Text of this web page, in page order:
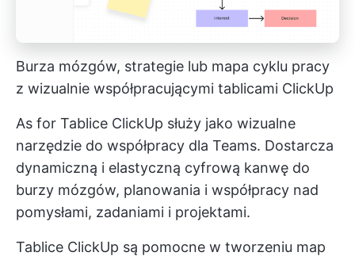
Burza mózgów, strategie lub mapa cyklu pracy
z wizualnie współpracującymi tablicami ClickUp
As for Tablice ClickUp służy jako wizualne
narzędzie do współpracy dla Teams. Dostarcza
dynamiczną i elastyczną cyfrową kanwę do
burzy mózgów, planowania i współpracy nad
pomysłami, zadaniami i projektami.
Tablice ClickUp są pomocne w tworzeniu map